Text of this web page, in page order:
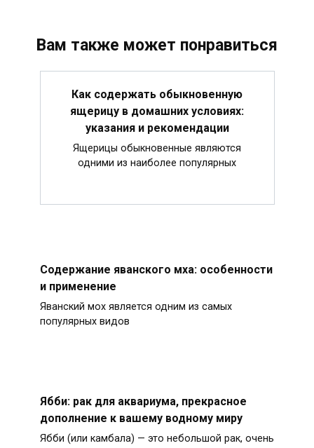
Вам также может понравиться
Как содержать обыкновенную
ящерицу в домашних условиях:
указания и рекомендации
Ящерицы обыкновенные являются
одними из наиболее популярных
Содержание яванского мха: особенности
и применение
Яванский мох является одним из самых
популярных видов
Ябби: рак для аквариума, прекрасное
дополнение к вашему водному миру
Ябби (или камбала) — это небольшой рак, очень